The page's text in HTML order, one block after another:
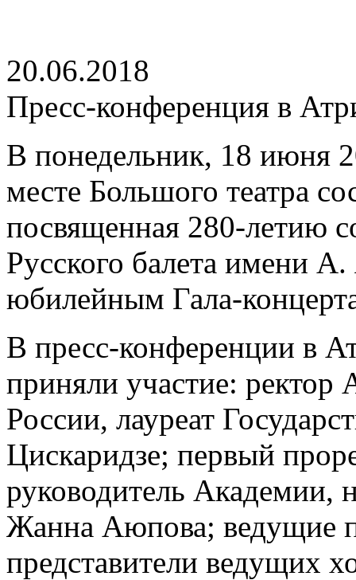
20.06.2018
Пресс-конференция в
В понедельник, 18 июня
месте Большого театра
посвященная 280-летию
Русского балета имени
юбилейным Гала-
В пресс-конференции в
приняли участие: ректор
России, лауреат
Цискаридзе; первый
руководитель Академии,
Жанна Аюпова; ведущие
представители ведущих